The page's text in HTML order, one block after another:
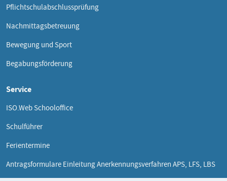
Pflichtschulabschlussprüfung
Nachmittagsbetreuung
Bewegung und Sport
Begabungsförderung
Service
ISO.Web Schooloffice
Schulführer
Ferientermine
Antragsformulare Einleitung Anerkennungsverfahren APS, LFS, LBS